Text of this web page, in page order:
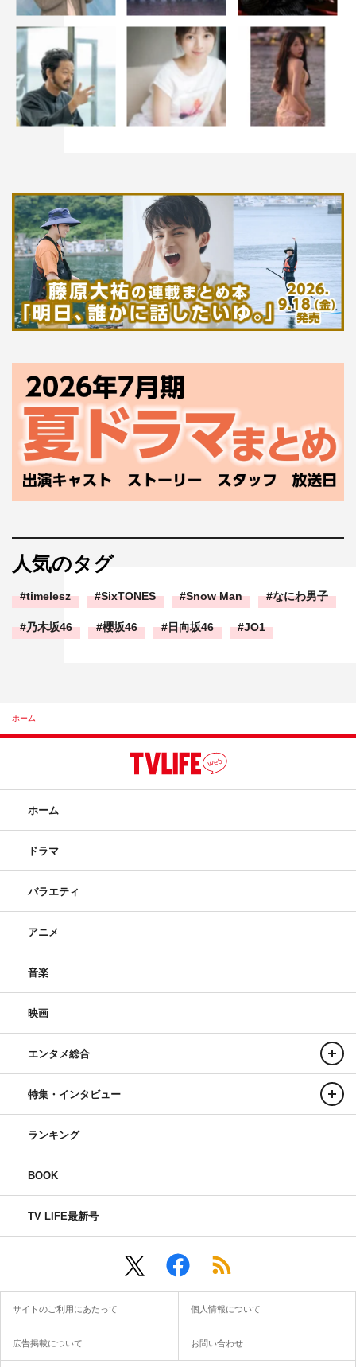
人気のタグ
timelesz SixTONES Snow Man なにわ男子
乃木坂46 櫻坂46 日向坂46 JO1
ホーム
ホーム
ドラマ
バラエティ
アニメ
音楽
映画
エンタメ総合
特集・インタビュー
ランキング
BOOK
TV LIFE最新号
サイトのご利用にあたって 個人情報について
広告掲載について お問い合わせ